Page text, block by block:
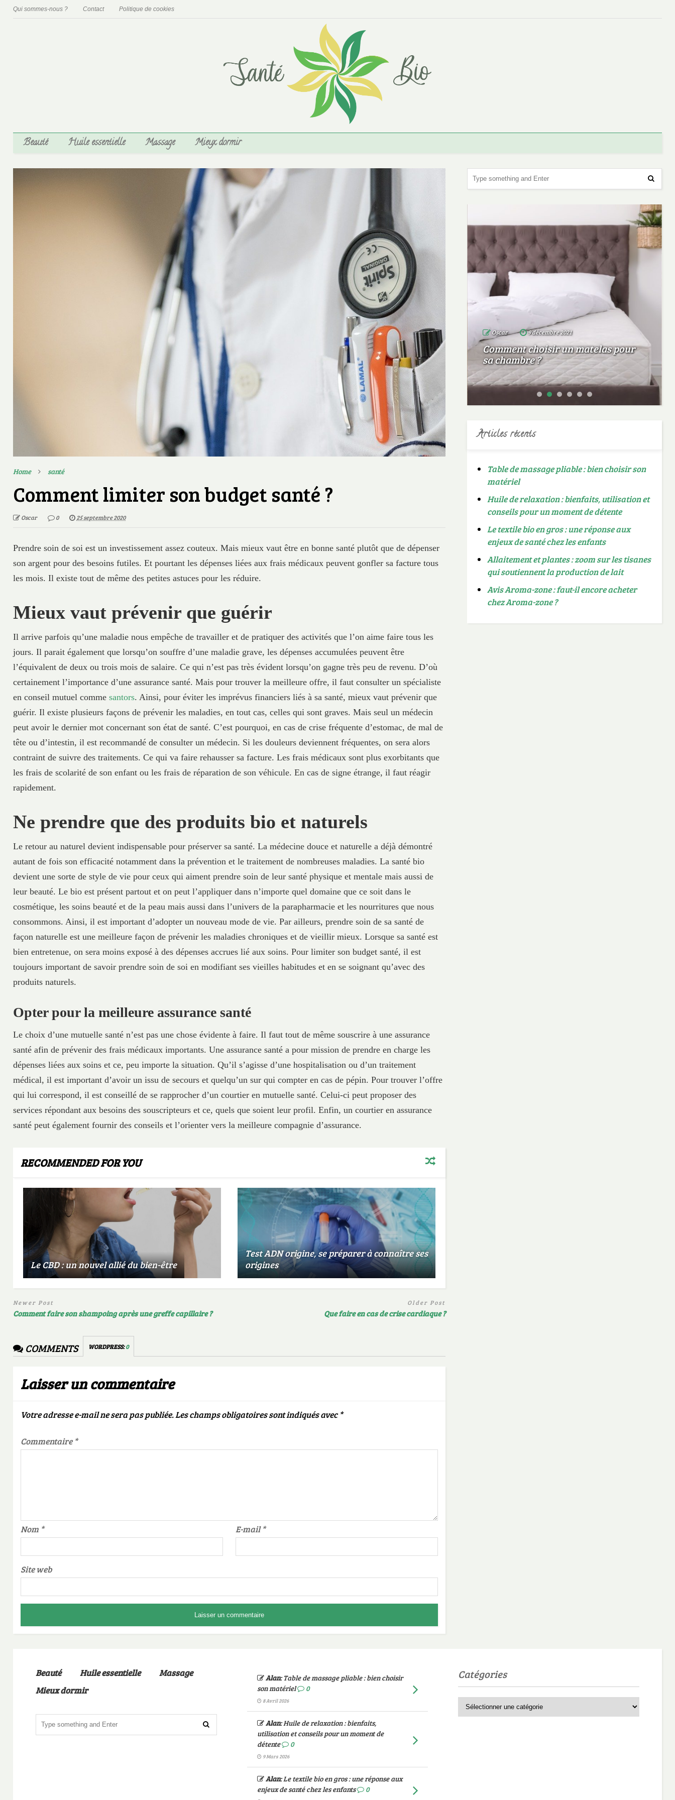
Qui sommes-nous ? Contact Politique de cookies
Beauté Huile essentielle Massage Mieux dormir
Home santé
Comment limiter son budget santé ?
Oscar 0 25 septembre 2020
Prendre soin de soi est un investissement assez couteux. Mais mieux vaut être en bonne santé plutôt que de dépenser
son argent pour des besoins futiles. Et pourtant les dépenses liées aux frais médicaux peuvent gonfler sa facture tous
les mois. Il existe tout de même des petites astuces pour les réduire.
Mieux vaut prévenir que guérir
Il arrive parfois qu’une maladie nous empêche de travailler et de pratiquer des activités que l’on aime faire tous les
jours. Il parait également que lorsqu’on souffre d’une maladie grave, les dépenses accumulées peuvent être
l’équivalent de deux ou trois mois de salaire. Ce qui n’est pas très évident lorsqu’on gagne très peu de revenu. D’où
certainement l’importance d’une assurance santé. Mais pour trouver la meilleure offre, il faut consulter un spécialiste
en conseil mutuel commesantors. Ainsi, pour éviter les imprévus financiers liés à sa santé, mieux vaut prévenir que
guérir. Il existe plusieurs façons de prévenir les maladies, en tout cas, celles qui sont graves. Mais seul un médecin
peut avoir le dernier mot concernant son état de santé. C’est pourquoi, en cas de crise fréquente d’estomac, de mal de
tête ou d’intestin, il est recommandé de consulter un médecin. Si les douleurs deviennent fréquentes, on sera alors
contraint de suivre des traitements. Ce qui va faire rehausser sa facture. Les frais médicaux sont plus exorbitants que
les frais de scolarité de son enfant ou les frais de réparation de son véhicule. En cas de signe étrange, il faut réagir
rapidement.
Ne prendre que des produits bio et naturels
Le retour au naturel devient indispensable pour préserver sa santé. La médecine douce et naturelle a déjà démontré
autant de fois son efficacité notamment dans la prévention et le traitement de nombreuses maladies. La santé bio
devient une sorte de style de vie pour ceux qui aiment prendre soin de leur santé physique et mentale mais aussi de
leur beauté. Le bio est présent partout et on peut l’appliquer dans n’importe quel domaine que ce soit dans le
cosmétique, les soins beauté et de la peau mais aussi dans l’univers de la parapharmacie et les nourritures que nous
consommons. Ainsi, il est important d’adopter un nouveau mode de vie. Par ailleurs, prendre soin de sa santé de
façon naturelle est une meilleure façon de prévenir les maladies chroniques et de vieillir mieux. Lorsque sa santé est
bien entretenue, on sera moins exposé à des dépenses accrues lié aux soins. Pour limiter son budget santé, il est
toujours important de savoir prendre soin de soi en modifiant ses vieilles habitudes et en se soignant qu’avec des
produits naturels.
Opter pour la meilleure assurance santé
Le choix d’une mutuelle santé n’est pas une chose évidente à faire. Il faut tout de même souscrire à une assurance
santé afin de prévenir des frais médicaux importants. Une assurance santé a pour mission de prendre en charge les
dépenses liées aux soins et ce, peu importe la situation. Qu’il s’agisse d’une hospitalisation ou d’un traitement
médical, il est important d’avoir un issu de secours et quelqu’un sur qui compter en cas de pépin. Pour trouver l’offre
qui lui correspond, il est conseillé de se rapprocher d’un courtier en mutuelle santé. Celui-ci peut proposer des
services répondant aux besoins des souscripteurs et ce, quels que soient leur profil. Enfin, un courtier en assurance
santé peut également fournir des conseils et l’orienter vers la meilleure compagnie d’assurance.
RECOMMENDED FOR YOU
Le CBD : un nouvel allié du bien-être
Test ADN origine, se préparer à connaître ses
origines
Newer Post
Comment faire son shampoing après une greffe capillaire ?
Older Post
Que faire en cas de crise cardiaque ?
COMMENTS WORDPRESS:0
Laisser un commentaire
Votre adresse e-mail ne sera pas publiée.Les champs obligatoires sont indiqués avec*
Commentaire*
Nom * E-mail*
Site web
20 octobre 2022
Quels aliments à consommer pour
renforcer le système immunitaire ?
18 mai 2020
Les nouvelles thérapies contre le
Oscar 9 décembre 2021
Comment choisir un matelas pour
sa chambre ?
Articles récents
Table de massage pliable : bien choisir son
matériel
Huile de relaxation : bienfaits, utilisation et
conseils pour un moment de détente
Le textile bio en gros : une réponse aux
enjeux de santé chez les enfants
Allaitement et plantes : zoom sur les tisanes
qui soutiennent la production de lait
Avis Aroma-zone : faut-il encore acheter
chez Aroma-zone ?
Beauté Huile essentielle
Massage
Mieux dormir
Alan: Table de massage pliable : bien choisir
son matériel
0
8 Avril 2026
Alan:Huile de relaxation : bienfaits,
utilisation et conseils pour un moment de
détente
0
9 Mars 2026
Alan:Le textile bio en gros : une réponse aux
enjeux de santé chez les enfants
0
Catégories
Catégories